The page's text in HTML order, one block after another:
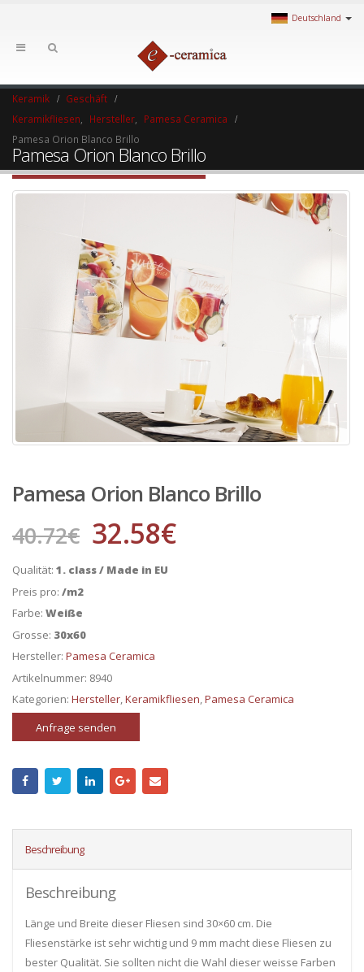
Deutschland
Keramik
Geschäft
Keramikfliesen
Hersteller
Pamesa Ceramica
Pamesa Orion Blanco Brillo
Pamesa Orion Blanco Brillo
Pamesa Orion Blanco Brillo
40.72€ 32.58€
Qualität: 1. class / Made in EU
Preis pro: /m2
Farbe: Weiße
Grosse: 30x60
Hersteller: Pamesa Ceramica
Artikelnummer: 8940
Kategorien: Hersteller,Keramikfliesen,Pamesa Ceramica
Anfrage senden
Beschreibung
Beschreibung
Länge und Breite dieser Fliesen sind 30×60 cm. Die
Fliesenstärke ist sehr wichtig und 9 mm macht diese Fliesen zu
bester Qualität. Sie sollten nicht die Wahl dieser weisse Farben